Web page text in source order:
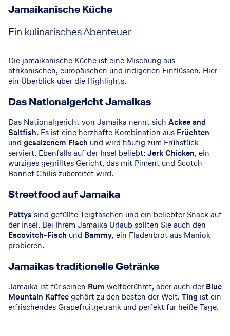
Jamaikanische Küche
Ein kulinarisches Abenteuer
Die jamaikanische Küche ist eine Mischung aus
afrikanischen, europäischen und indigenen Einflüssen. Hier
ein Überblick über die Highlights.
Das Nationalgericht Jamaikas
Das Nationalgericht von Jamaika nennt sich Ackee and
Saltfish. Es ist eine herzhafte Kombination aus Früchten
und gesalzenem Fisch und wird häufig zum Frühstück
serviert. Ebenfalls auf der Insel beliebt: Jerk Chicken, ein
würziges gegrilltes Gericht, das mit Piment und Scotch
Bonnet Chilis zubereitet wird.
Streetfood auf Jamaika
Pattys sind gefüllte Teigtaschen und ein beliebter Snack auf
der Insel. Bei Ihrem Jamaika Urlaub sollten Sie auch den
Escovitch-Fisch und Bammy, ein Fladenbrot aus Maniok
probieren.
Jamaikas traditionelle Getränke
Jamaika ist für seinen Rum weltberühmt, aber auch der Blue
Mountain Kaffeegehört zu den besten der Welt. Ting ist ein
erfrischendes Grapefruitgetränk und perfekt für heiße Tage.